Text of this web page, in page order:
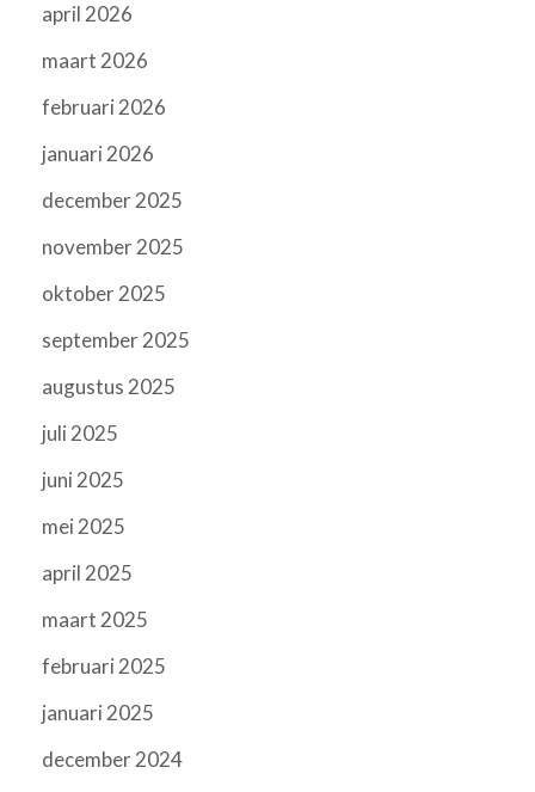
april 2026
maart 2026
februari 2026
januari 2026
december 2025
november 2025
oktober 2025
september 2025
augustus 2025
juli 2025
juni 2025
mei 2025
april 2025
maart 2025
februari 2025
januari 2025
december 2024